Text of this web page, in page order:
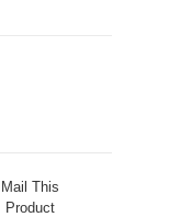
Mail This
Product